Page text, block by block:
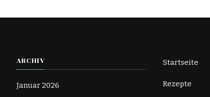
ARCHIV
Januar 2026
Startseite
Rezepte